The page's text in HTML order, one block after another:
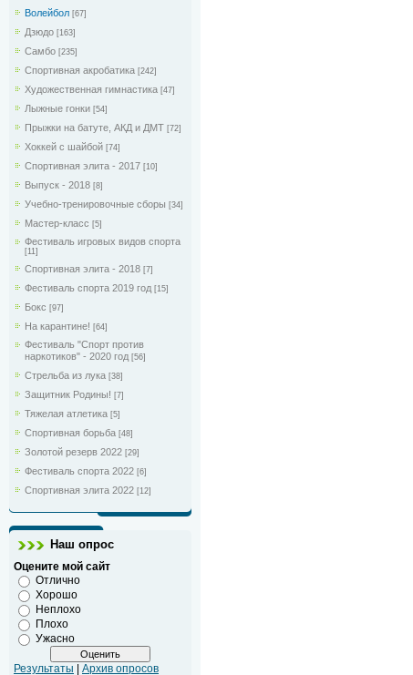
Волейбол [67]
Дзюдо [163]
Самбо [235]
Спортивная акробатика [242]
Художественная гимнастика [47]
Лыжные гонки [54]
Прыжки на батуте, АКД и ДМТ [72]
Хоккей с шайбой [74]
Спортивная элита - 2017 [10]
Выпуск - 2018 [8]
Учебно-тренировочные сборы [34]
Мастер-класс [5]
Фестиваль игровых видов спорта
[11]
Спортивная элита - 2018 [7]
Фестиваль спорта 2019 год [15]
Бокс [97]
На карантине! [64]
Фестиваль "Спорт против
наркотиков" - 2020 год [56]
Стрельба из лука [38]
Защитник Родины! [7]
Тяжелая атлетика [5]
Спортивная борьба [48]
Золотой резерв 2022 [29]
Фестиваль спорта 2022 [6]
Спортивная элита 2022 [12]
Наш опрос
Оцените мой сайт
Отлично
Хорошо
Неплохо
Плохо
Ужасно
Результаты Архив опросов